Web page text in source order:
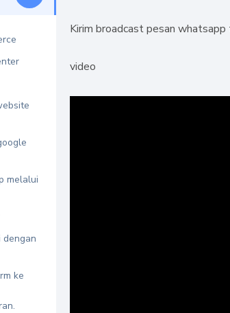
melalui
ke
Kirim broadcast pesan
video